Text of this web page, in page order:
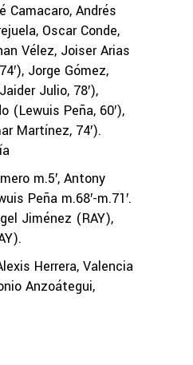
Camacaro, Andrés
Oscar Conde,
Vélez, Joiser Arias
Jorge Gómez,
Julio, 78′),
(Lewuis Peña, 60′),
Martínez, 74′).
m.5′, Antony
Peña m.68′-m.71′.
Jiménez (RAY),
Herrera, Valencia
Anzoátegui,